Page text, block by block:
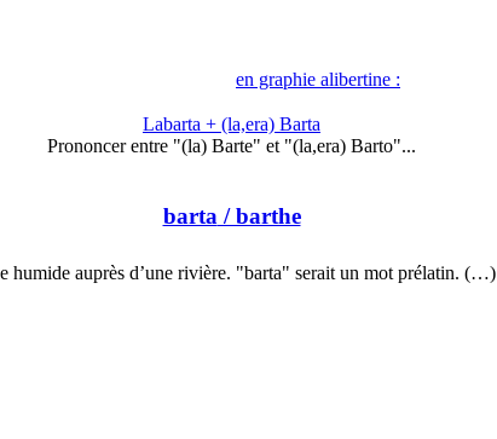
en graphie alibertine :
Labarta + (la,era) Barta
Prononcer entre "(la) Barte" et "(la,era) Barto"...
barta / barthe
humide auprès d’une rivière. "barta" serait un mot prélatin. (…)